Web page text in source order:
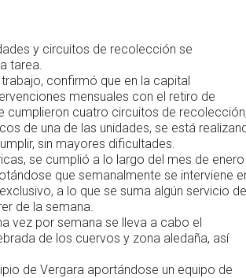
y circuitos de recolección se
tarea.
confirmó que en la capital
mensuales con el retiro de
cumplieron cuatro circuitos de recolección,
de una de las unidades, se está
sin mayores dificultades.
se cumplió a lo largo del mes de enero
que semanalmente se interviene
a lo que se suma algún servicio de
de la semana.
vez por semana se lleva a cabo el
de los cuervos y zona aledaña, así
de Vergara aportándose un equipo de